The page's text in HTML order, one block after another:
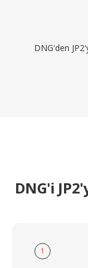
DNG'den
DNG'i
1